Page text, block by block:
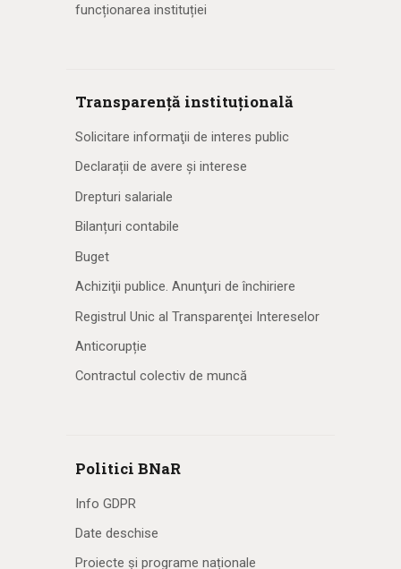
funcționarea instituției
Transparență instituțională
Solicitare informaţii de interes public
Declarații de avere și interese
Drepturi salariale
Bilanțuri contabile
Buget
Achiziţii publice. Anunţuri de închiriere
Registrul Unic al Transparenţei Intereselor
Anticorupție
Contractul colectiv de muncă
Politici BNaR
Info GDPR
Date deschise
Proiecte și programe naționale